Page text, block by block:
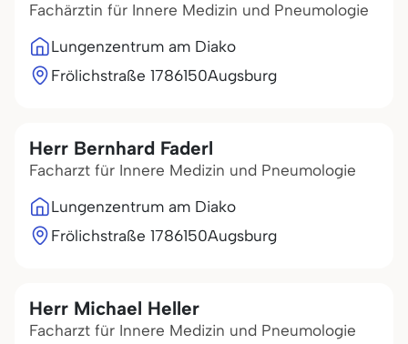
Fachärztin für Innere Medizin und Pneumologie
Lungenzentrum am Diako
Frölichstraße 1786150Augsburg
Herr Bernhard Faderl
Facharzt für Innere Medizin und Pneumologie
Lungenzentrum am Diako
Frölichstraße 1786150Augsburg
Herr Michael Heller
Facharzt für Innere Medizin und Pneumologie